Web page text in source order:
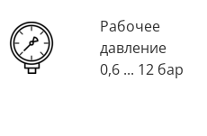
Рабочее
давление
0,6 ... 12 бар